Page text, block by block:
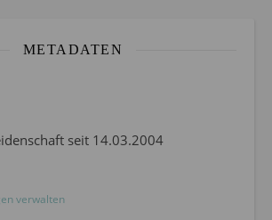
METADATEN
seit 14.03.2004
verwalten